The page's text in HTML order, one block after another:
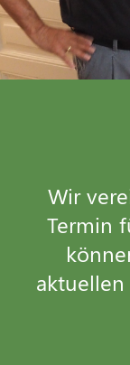
Wir
Termin